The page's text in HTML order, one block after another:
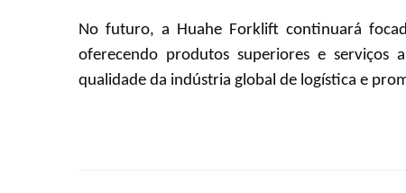
No futuro, a Huahe Forklift continuará
oferecendo produtos superiores e serviços
qualidade da indústria global de logística e